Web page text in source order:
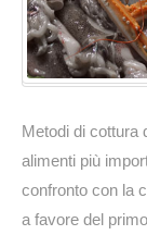
Metodi di cottura
alimenti più
confronto con la
a favore del